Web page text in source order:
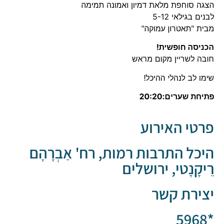
מלאת דמיון ואמונה תמימה
5-12
עמוקה"
חופשית!
מקום מראש
לנהלי ההיכל!
האירוע
התרבות רמות, רח' אַבְרָהָם
ירושלים
קשר